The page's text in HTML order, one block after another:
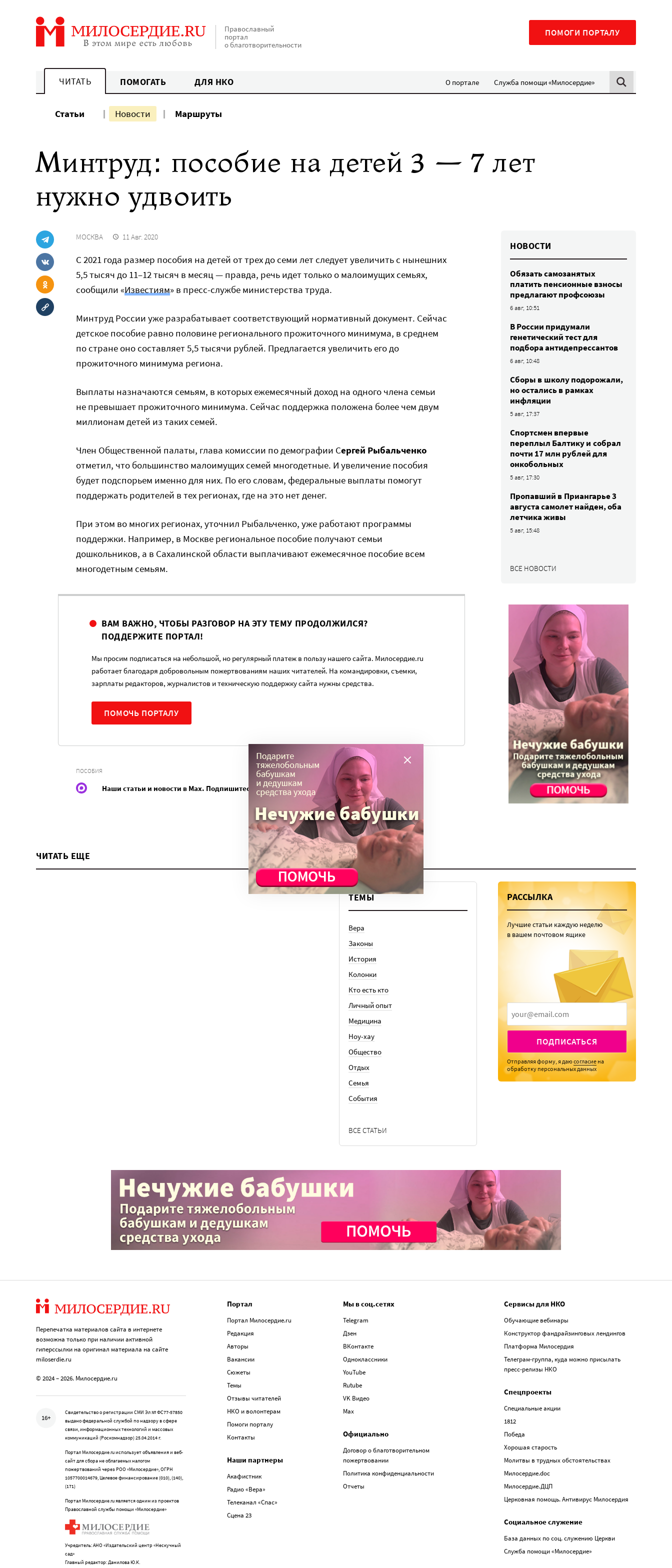
Православный
портал
о благотворительности
ПОМОГИ ПОРТАЛУ
ЧИТАТЬ ПОМОГАТЬ ДЛЯ НКО О портале Служба помощи «Милосердие»
Статьи Новости Маршруты
Минтруд: пособие на детей 3 — 7 лет
нужно удвоить
МОСКВА 11 Авг. 2020
С 2021 года размер пособия на детей от трех до семи лет следует увеличить с нынешних
5,5 тысяч до 11–12 тысяч в месяц — правда, речь идет только о малоимущих семьях,
сообщили «Известиям» в пресс-службе министерства труда.
Минтруд России уже разрабатывает соответствующий нормативный документ. Сейчас
детское пособие равно половине регионального прожиточного минимума, в среднем
по стране оно составляет 5,5 тысячи рублей. Предлагается увеличить его до
прожиточного минимума региона.
Выплаты назначаются семьям, в которых ежемесячный доход на одного члена семьи
не превышает прожиточного минимума. Сейчас поддержка положена более чем двум
миллионам детей из таких семей.
Член Общественной палаты, глава комиссии по демографии Сергей Рыбальченко
отметил, что большинство малоимущих семей многодетные. И увеличение пособия
будет подспорьем именно для них. По его словам, федеральные выплаты помогут
поддержать родителей в тех регионах, где на это нет денег.
При этом во многих регионах, уточнил Рыбальченко, уже работают программы
поддержки. Например, в Москве региональное пособие получают семьи
дошкольников, а в Сахалинской области выплачивают ежемесячное пособие всем
многодетным семьям.
ВАМ ВАЖНО, ЧТОБЫ РАЗГОВОР НА ЭТУ ТЕМУ ПРОДОЛЖИЛСЯ?
ПОДДЕРЖИТЕ ПОРТАЛ!
Мы просим подписаться на небольшой, но регулярный платеж в пользу нашего сайта. Милосердие.ru
работает благодаря добровольным пожертвованиям наших читателей. На командировки, съемки,
зарплаты редакторов, журналистов и техническую поддержку сайта нужны средства.
ПОМОЧЬ ПОРТАЛУ
ПОСОБИЯ
Наши статьи и новости в Max. Подпишитесь
НОВОСТИ
Обязать самозанятых
платить пенсионные взносы
предлагают профсоюзы
6 авг, 10:51
В России придумали
генетический тест для
подбора антидепрессантов
6 авг, 10:48
Сборы в школу подорожали,
но остались в рамках
инфляции
5 авг, 17:37
Спортсмен впервые
переплыл Балтику и собрал
почти 17 млн рублей для
онкобольных
5 авг, 17:30
Пропавший в Приангарье 3
августа самолет найден, оба
летчика живы
5 авг, 15:48
ВСЕ НОВОСТИ
ЧИТАТЬ ЕЩЕ
ТЕМЫ
Вера
Законы
История
Колонки
Кто есть кто
Личный опыт
Медицина
Ноу-хау
Общество
Отдых
Семья
События
ВСЕ СТАТЬИ
РАССЫЛКА
Лучшие статьи каждую неделю
в вашем почтовом ящике
ПОДПИСАТЬСЯ
Отправляя форму, я даюсогласие на
обработку персональных данных
Перепечатка материалов сайта в интернете
возможна только при наличии активной
гиперссылки на оригинал материала на сайте
miloserdie.ru
© 2024 – 2026. Милосердие.ru
16+
Свидетельство о регистрации СМИ Эл № ФС77-57850
выдано федеральной службой по надзору в сфере
связи, информационных технологий и массовых
коммуникаций (Роскомнадзор) 25.04.2014 г.
Портал Милосердие.ru использует объявления и веб-
сайт для сбора не облагаемых налогом
пожертвований через РОО «Милосердие», ОГРН
1057700014679, Целевое финансирование (010), (140),
(171)
Портал Милосердие.ru является одним из проектов
Православной службы помощи «Милосердие»
Учредитель: АНО «Издательский центр «Нескучный
сад»
Главный редактор: Данилова Ю.К.
Портал
Портал Милосердие.ru
Редакция
Авторы
Вакансии
Сюжеты
Темы
Отзывы читателей
НКО и волонтерам
Помоги порталу
Контакты
Наши партнеры
Акафистник
Радио «Вера»
Телеканал «Спас»
Сцена 23
Мы в соц.сетях
Telegram
Дзен
ВКонтакте
Одноклассники
YouTube
Rutube
VK Видео
Max
Официально
Договор о благотворительном
пожертвовании
Политика конфиденциальности
Отчеты
Сервисы для НКО
Обучающие вебинары
Конструктор фандрайзинговых лендингов
Платформа Милосердия
Телеграм-группа, куда можно присылать
пресс-релизы НКО
Спецпроекты
Специальные акции
1812
Победа
Хорошая старость
Молитвы в трудных обстоятельствах
Милосердие.doc
Милосердие.ДЦП
Церковная помощь. Антивирус Милосердия
Социальное служение
База данных по соц. служению Церкви
Служба помощи «Милосердие»